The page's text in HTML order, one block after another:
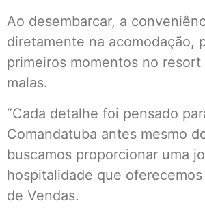
Ao desembarcar, a
diretamente na acomodação,
primeiros momentos no
malas.
“Cada detalhe foi pensado
Comandatuba antes mesmo
buscamos proporcionar uma
hospitalidade que
de Vendas.